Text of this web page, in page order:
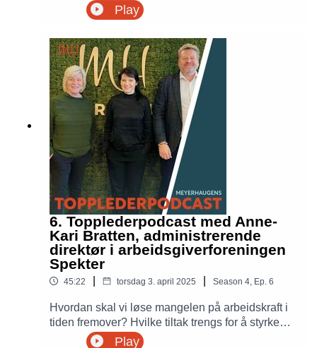
Ukens episode handler om økonomisk
kriminalitet og Finanstilsynets rolle i å bekjempe
utdyper hvordan Finanstilsynet samarbeider med
andre etater for å sikre finansielt stabilitet og en
velfungerende marked. Per Mathis deler også
hvordan de jobber med kompetanse og
rekruttering, og utfordringer knyttet til dette i et
nåværende arbeidsmarked, inkludert
nødvendigheten av faglig kompetanse for
effektivt tilsyn med økonomiske aktører.
Play
6. Topplederpodcast med Anne-
Kari Bratten, administrerende
direktør i arbeidsgiverforeningen
Spekter
45:22 torsdag 3. april 2025 Season 4 Ep. 6
Hvordan skal vi løse mangelen på arbeidskraft i
tiden fremover? Hvilke tiltak trengs for å styrke
arbeidslinjen? Administrerende direktør i
Play